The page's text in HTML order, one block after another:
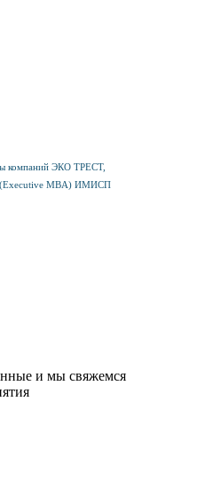
компаний ЭКО ТРЕСТ,
(Executive MBA) ИМИСП
и мы свяжемся